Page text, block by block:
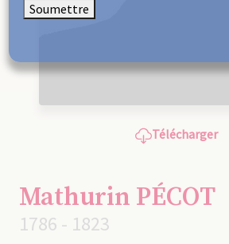
Télécharger
Mathurin PÉCOT
1786 - 1823
Soumettre